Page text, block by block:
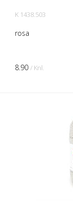
K 1438.503
rosa
8.90 / Knl.